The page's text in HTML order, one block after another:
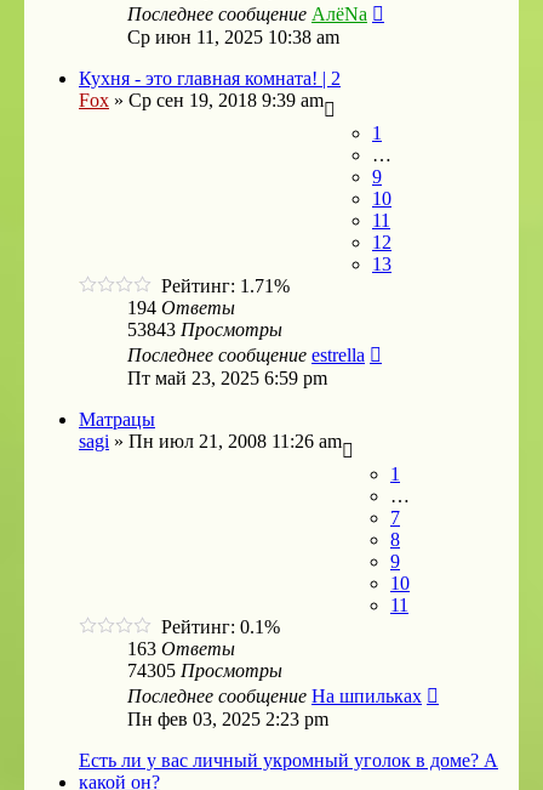
Последнее сообщение АлёNа
Ср июн 11, 2025 10:38 am
Кухня - это главная комната! | 2
Fox » Ср сен 19, 2018 9:39 am
1
…
9
10
11
12
13
Рейтинг: 1.71%
194 Ответы
53843 Просмотры
Последнее сообщение estrella
Пт май 23, 2025 6:59 pm
Матрацы
sagi » Пн июл 21, 2008 11:26 am
1
…
7
8
9
10
11
Рейтинг: 0.1%
163 Ответы
74305 Просмотры
Последнее сообщение На шпильках
Пн фев 03, 2025 2:23 pm
Есть ли у вас личный укромный уголок в доме? А
какой он?